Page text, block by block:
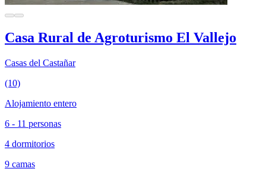
Casa Rural de Agroturismo El Vallejo
Casas del Castañar
(10)
Alojamiento entero
6 - 11 personas
4 dormitorios
9 camas